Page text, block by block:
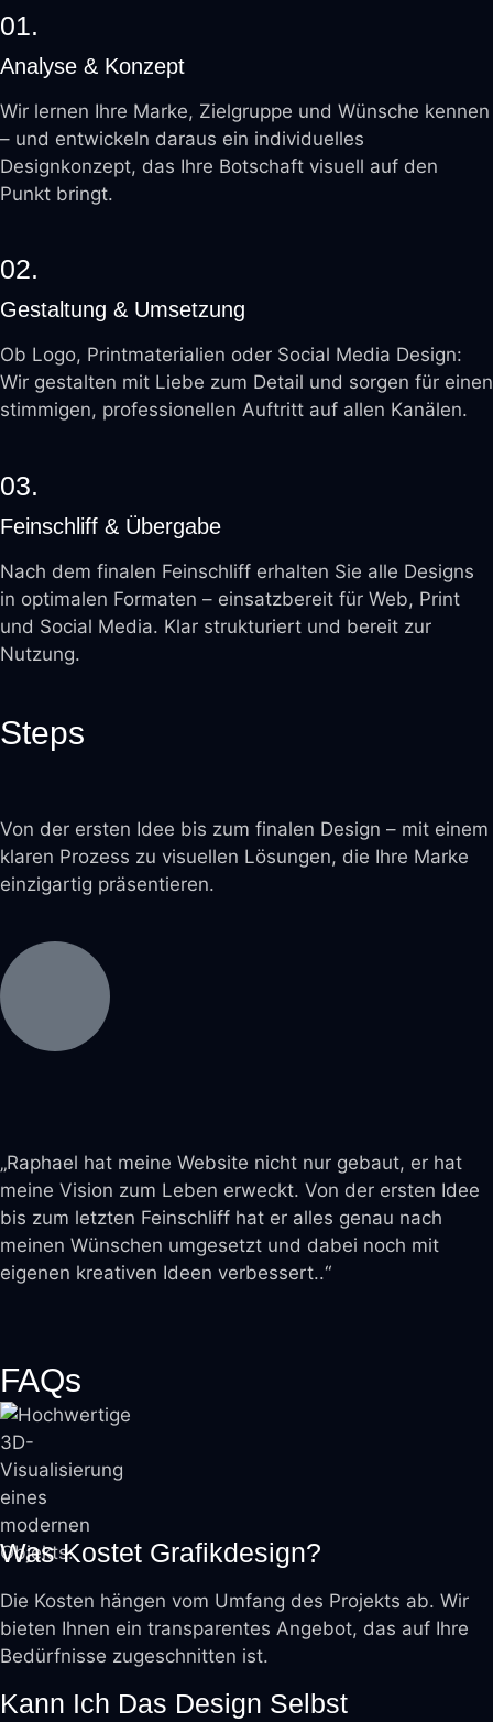
01.
Analyse & Konzept
Wir lernen Ihre Marke, Zielgruppe und Wünsche kennen
– und entwickeln daraus ein individuelles
Designkonzept, das Ihre Botschaft visuell auf den
Punkt bringt.
02.
Gestaltung & Umsetzung
Ob Logo, Printmaterialien oder Social Media Design:
Wir gestalten mit Liebe zum Detail und sorgen für einen
stimmigen, professionellen Auftritt auf allen Kanälen.
03.
Feinschliff & Übergabe
Nach dem finalen Feinschliff erhalten Sie alle Designs
in optimalen Formaten – einsatzbereit für Web, Print
und Social Media. Klar strukturiert und bereit zur
Nutzung.
Steps
Von der ersten Idee bis zum finalen Design – mit einem
klaren Prozess zu visuellen Lösungen, die Ihre Marke
einzigartig präsentieren.
„Raphael hat meine Website nicht nur gebaut, er hat
meine Vision zum Leben erweckt. Von der ersten Idee
bis zum letzten Feinschliff hat er alles genau nach
meinen Wünschen umgesetzt und dabei noch mit
eigenen kreativen Ideen verbessert..“
FAQs
Was Kostet Grafikdesign?
Die Kosten hängen vom Umfang des Projekts ab. Wir
bieten Ihnen ein transparentes Angebot, das auf Ihre
Bedürfnisse zugeschnitten ist.
Kann Ich Das Design Selbst